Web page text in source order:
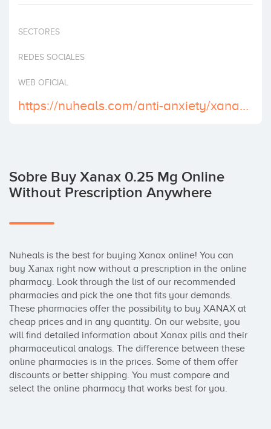
SECTORES
REDES SOCIALES
WEB OFICIAL
https://nuheals.com/anti-anxiety/xanax/
Sobre Buy Xanax 0.25 Mg Online
Without Prescription Anywhere
Nuheals is the best for buying Xanax online! You can
buy Хаnах right now without a prescription in the online
pharmacy. Look through the list of our recommended
pharmacies and pick the one that fits your demands.
These pharmacies offer the possibility to buy XANAX at
cheap prices and in any quantity. On our website, you
will find detailed information about Xanax pills and their
pharmaceutical analogs. The difference between these
online pharmacies is in the prices. Some of them offer
discounts or better shipping. You must compare and
select the online pharmacy that works best for you.